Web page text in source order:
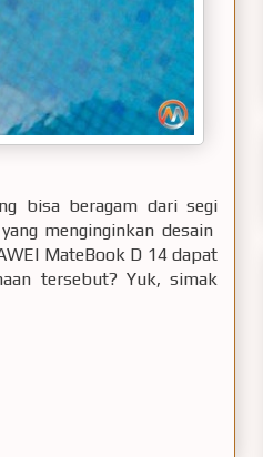
bisa beragam dari segi
menginginkan desain
MateBook D 14 dapat
tersebut? Yuk, simak